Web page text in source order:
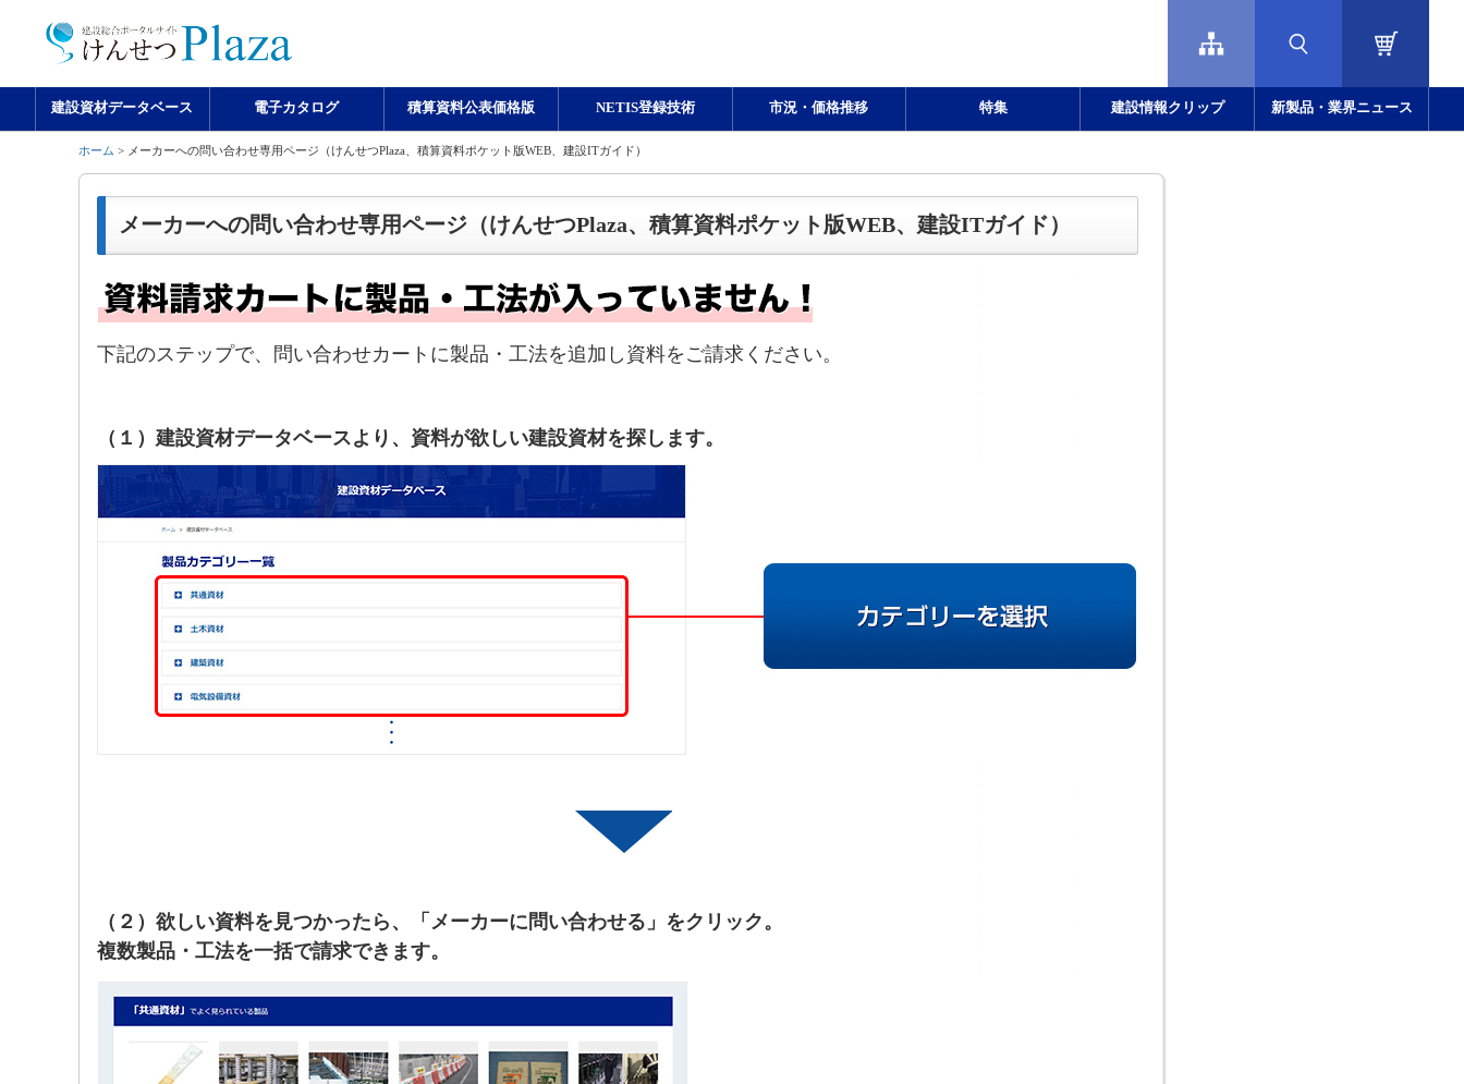
建設資材データベース 電子カタログ 積算資料公表価格版 NETIS登録技術 市況・価格推移 特集 建設情報クリップ 新製品・業界ニュース
ホーム > メーカーへの問い合わせ専用ページ（けんせつPlaza、積算資料ポケット版WEB、建設ITガイド）
メーカーへの問い合わせ専用ページ（けんせつPlaza、積算資料ポケット版WEB、建設ITガイド）
下記のステップで、問い合わせカートに製品・工法を追加し資料をご請求ください。
（１）建設資材データベースより、資料が欲しい建設資材を探します。
（２）欲しい資料を見つかったら、「メーカーに問い合わせる」をクリック。
複数製品・工法を一括で請求できます。